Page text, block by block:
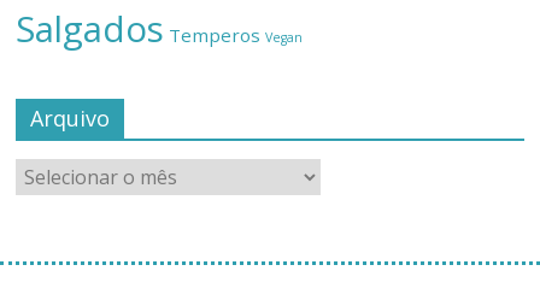
Salgados Temperos Vegan
Arquivo